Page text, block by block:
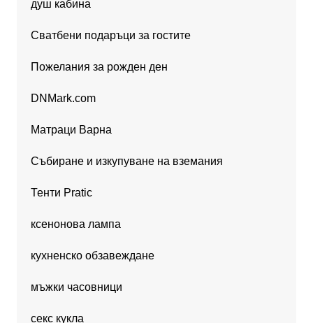
душ кабина
Сватбени подаръци за гостите
Пожелания за рожден ден
DNMark.com
Матраци Варна
Събиране и изкупуване на вземания
Тенти Pratic
ксенонова лампа
кухненско обзавеждане
мъжки часовници
секс кукла